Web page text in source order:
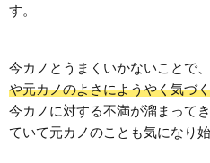
す。
今カノとうまくいかないことで、
や元カノのよさにようやく気づく
今カノに対する不満が溜まって
ていて元カノのことも気になり始